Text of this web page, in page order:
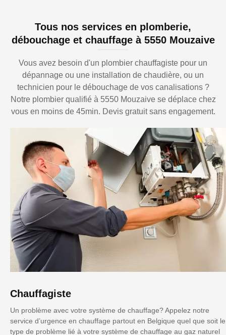
Tous nos services en plomberie,
débouchage et chauffage à 5550 Mouzaive
Vous avez besoin d'un plombier chauffagiste pour un
dépannage ou une installation de chaudière, ou un
technicien pour le débouchage de vos canalisations ?
Notre plombier qualifié à 5550 Mouzaive se déplace chez
vous en moins de 45min. Devis gratuit sans engagement.
Chauffagiste
Un problème avec votre système de chauffage? Appelez notre
service d’urgence en chauffage partout en Belgique quel que soit le
type de problème lié à votre système de chauffage au gaz naturel